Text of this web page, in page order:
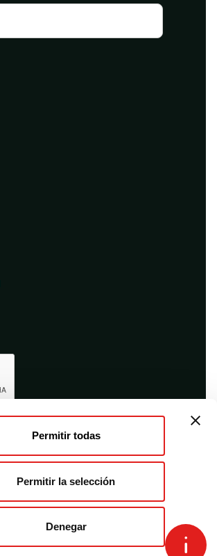
Permitir todas
Permitir la selección
Denegar
Desistimiento